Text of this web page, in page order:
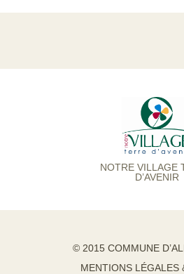
NOTRE VILLAGE
D’AVENIR
© 2015 COMMUNE
MENTIONS LÉGALES